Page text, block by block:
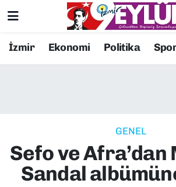
İzmir Ekonomi Politika
GENEL
Sefo ve
Sandal
Resmi İlanlar
EKONOMİ
Konak Nöbetçi Eczaneler
Süper Lig Puan Durumu ve
Tüm Manşetler